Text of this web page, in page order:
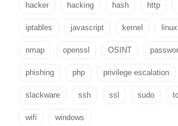
hacker hacking hash http
iptables javascript kernel linux
nmap openssl OSINT
phishing php privilege escalation
slackware ssh ssl sudo
wifi windows